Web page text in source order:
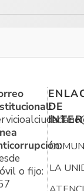
o fijo:
DE
LA